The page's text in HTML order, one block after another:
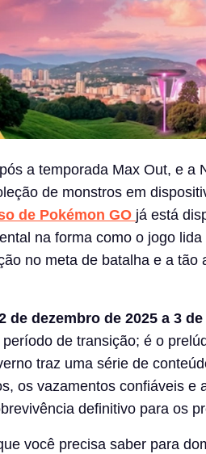
a temporada Max Out, e a
de monstros em
de Pokémon GO já está
na forma como o jogo
no meta de batalha e a
de dezembro de 2025 a 3
de transição; é o
traz uma série de
os vazamentos confiáveis ​​e
definitivo para os
você precisa saber para